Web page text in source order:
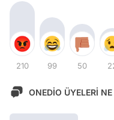
210 99 50
ONEDİO ÜYELERİ